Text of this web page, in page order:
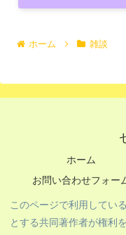
ホーム 雑談
ホーム
お問い合わせフォー
このページで利用してい
とする共同著作者が権利